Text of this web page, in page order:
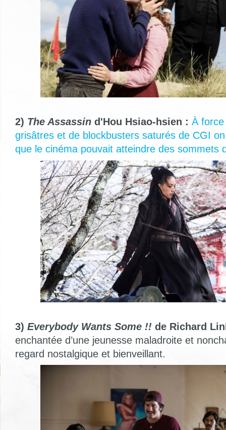
2) The Assassin d'Hou Hsiao-hsien : À
grisâtres et de blockbusters saturés de CGI
que le cinéma pouvait atteindre des sommets
3) Everybody Wants Some !! de Richard
enchantée d’une jeunesse maladroite et
regard nostalgique et bienveillant.